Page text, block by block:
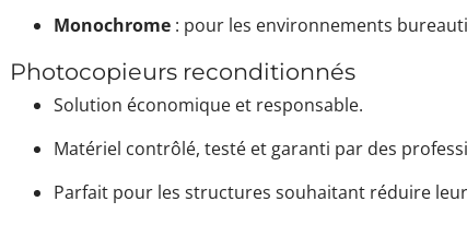
Monochrome : pour les environnements
Photocopieurs reconditionnés
Solution économique et responsable.
Matériel contrôlé, testé et garanti par des
Parfait pour les structures souhaitant réduire